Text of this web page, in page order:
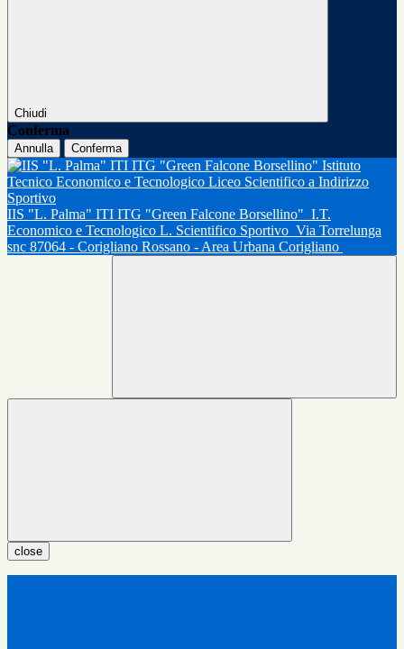
Chiudi
Conferma
Annulla Conferma
IIS "L. Palma" ITI ITG "Green Falcone Borsellino" I.T.
Economico e Tecnologico L. Scientifico Sportivo Via Torrelunga
snc 87064 - Corigliano Rossano - Area Urbana Corigliano
close